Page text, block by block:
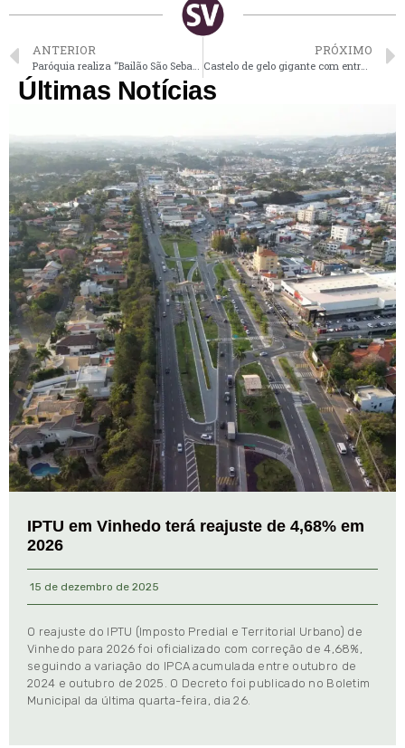
ANTERIOR PRÓXIMO
Castelo de gelo gigante com entrada grátis para crianças está sendo construído no Pq. Ibirapuera em SP
Últimas Notícias
IPTU em Vinhedo terá reajuste de 4,68% em
2026
15 de dezembro de 2025
O reajuste do IPTU (Imposto Predial e Territorial Urbano) de
Vinhedo para 2026 foi oficializado com correção de 4,68%,
seguindo a variação do IPCA acumulada entre outubro de
2024 e outubro de 2025. O Decreto foi publicado no Boletim
Municipal da última quarta-feira, dia 26.